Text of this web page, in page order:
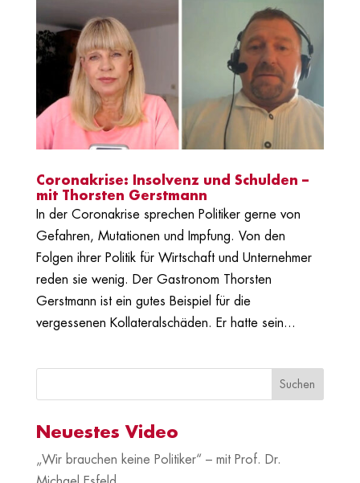
Coronakrise: Insolvenz und Schulden –
mit Thorsten Gerstmann
In der Coronakrise sprechen Politiker gerne von
Gefahren, Mutationen und Impfung. Von den
Folgen ihrer Politik für Wirtschaft und Unternehmer
reden sie wenig. Der Gastronom Thorsten
Gerstmann ist ein gutes Beispiel für die
vergessenen Kollateralschäden. Er hatte sein...
Neuestes Video
„Wir brauchen keine Politiker“ – mit Prof. Dr.